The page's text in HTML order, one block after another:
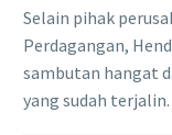
Selain pihak
Perdagangan,
sambutan hangat
yang sudah terjalin.